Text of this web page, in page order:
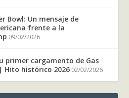
Bowl: Un mensaje de
frente a la
09/02/2026
primer cargamento de Gas
Hito histórico 2026 02/02/2026